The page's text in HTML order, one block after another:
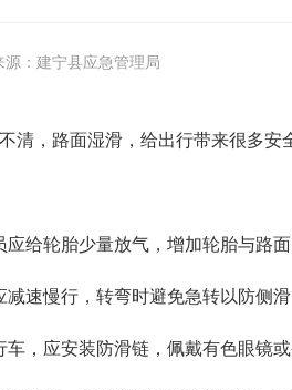
源：建宁县应急管理局
清，路面湿滑，给出行带来很多安
轮胎少量放气，增加轮胎与路面
慢行，转弯时避免急转以防侧滑
应安装防滑链，佩戴有色眼镜或